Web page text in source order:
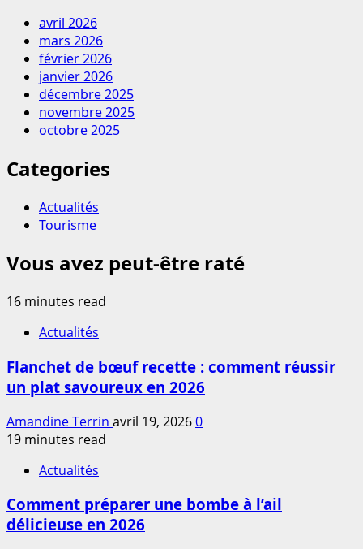
avril 2026
mars 2026
février 2026
janvier 2026
décembre 2025
novembre 2025
octobre 2025
Categories
Actualités
Tourisme
Vous avez peut-être raté
16 minutes read
Actualités
Flanchet de bœuf recette : comment réussir
un plat savoureux en 2026
Amandine Terrin avril 19, 20260
19 minutes read
Actualités
Comment préparer une bombe à l’ail
délicieuse en 2026